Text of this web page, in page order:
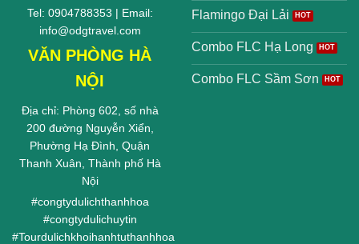
Tel: 0904788353 | Email:
info@odgtravel.com
VĂN PHÒNG HÀ
NỘI
Địa chỉ: Phòng 602, số nhà
200 đường Nguyễn Xiển,
Phường Hạ Đình, Quận
Thanh Xuân, Thành phố Hà
Nội
#congtydulichthanhhoa
#congtydulichuytin
#Tourdulichkhoihanhtuthanhhoa
Flamingo Đại Lải
Combo FLC Hạ Long
Combo FLC Sầm Sơn